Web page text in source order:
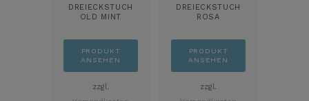
DREIECKSTUCH
OLD MINT
PRODUKT
ANSEHEN
zzgl.
DREIECKSTUCH
ROSA
PRODUKT
ANSEHEN
zzgl.